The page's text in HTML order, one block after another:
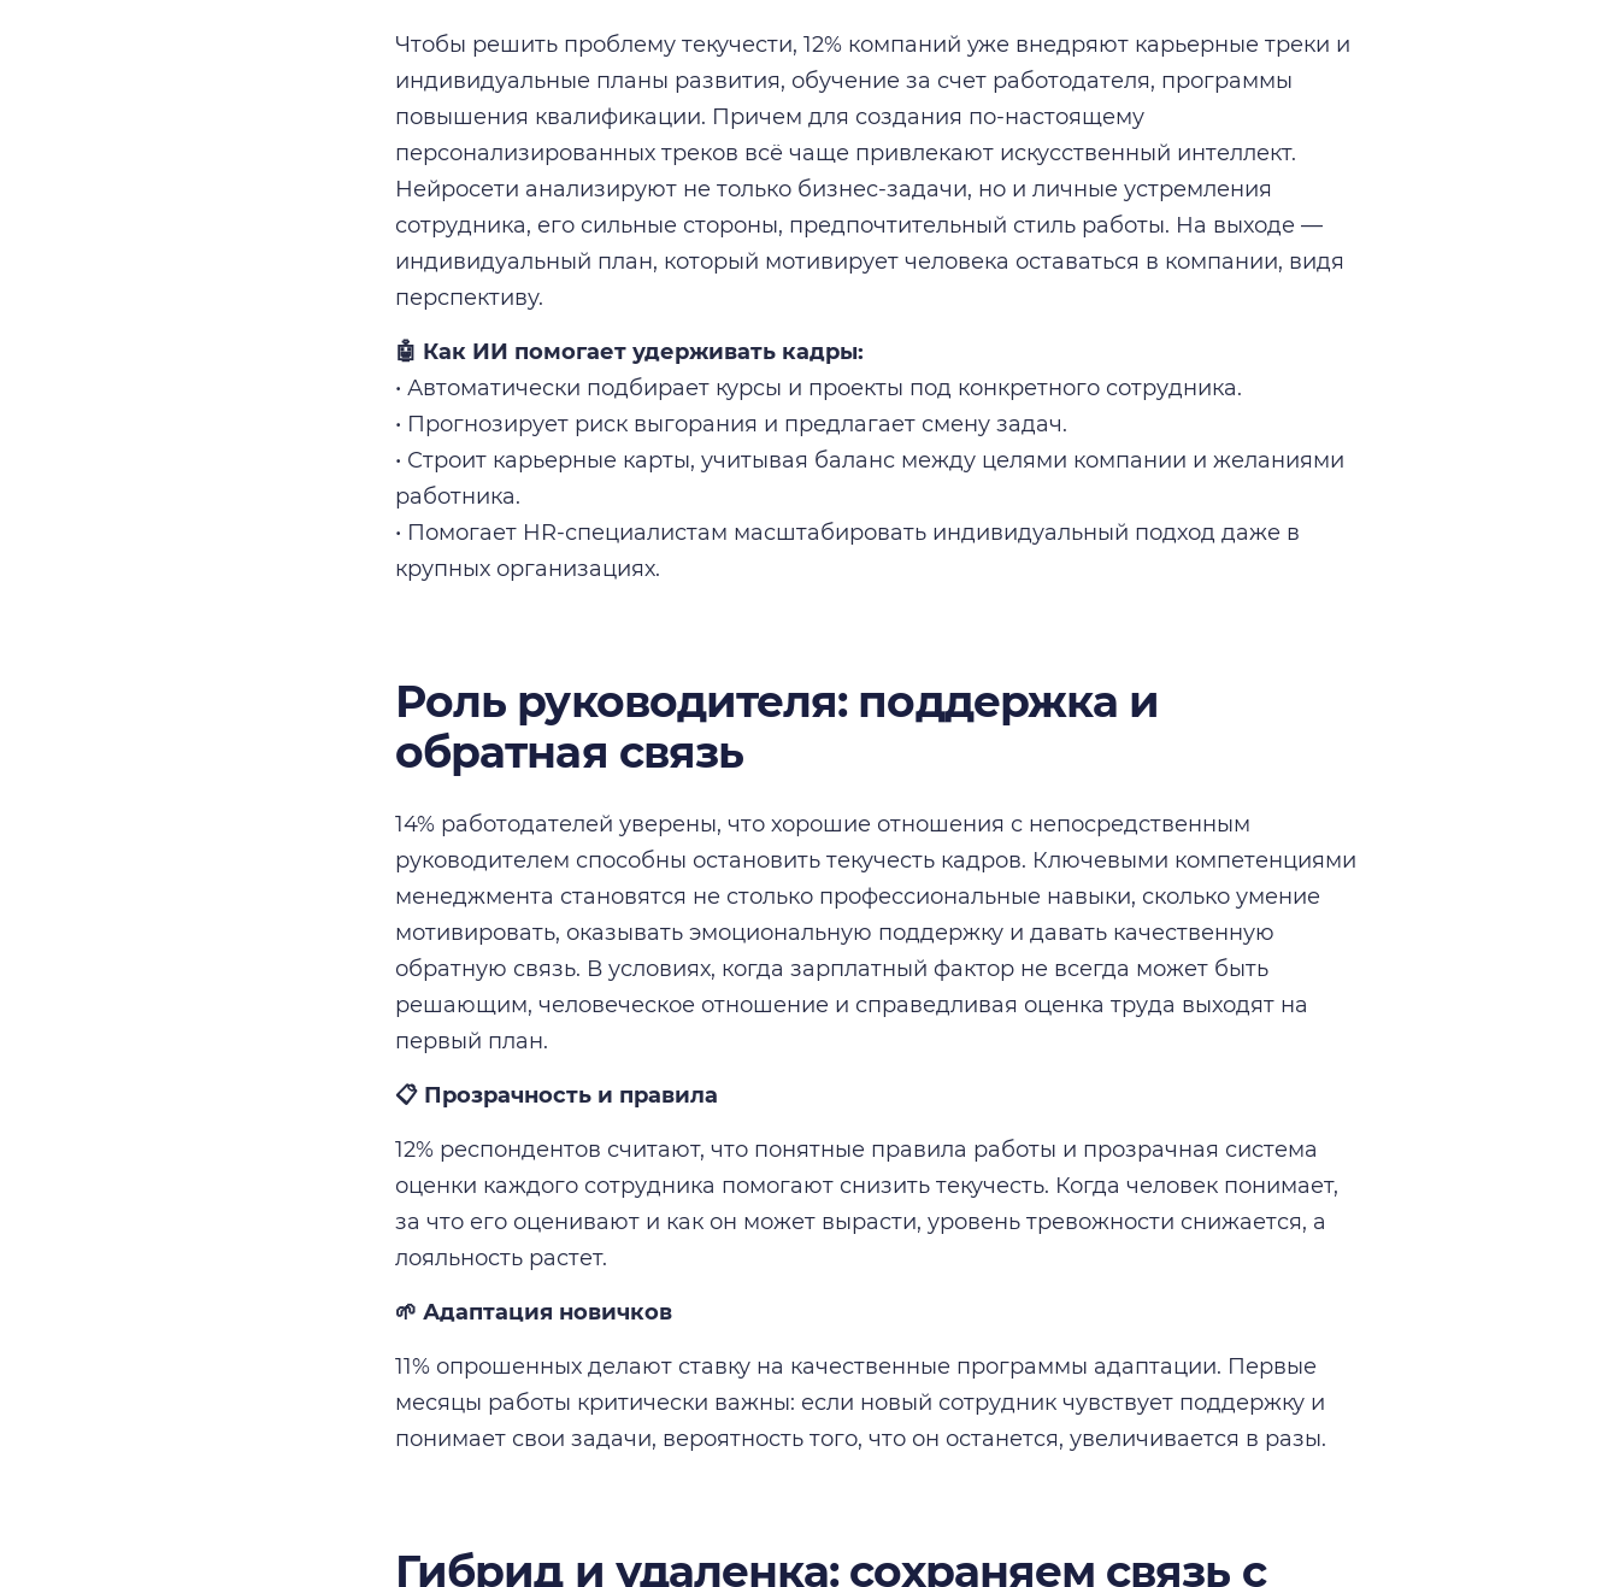
Чтобы решить проблему текучести, 12% компаний уже внедряют карьерные треки и
индивидуальные планы развития, обучение за счет работодателя, программы
повышения квалификации. Причем для создания по-настоящему
персонализированных треков всё чаще привлекают искусственный интеллект.
Нейросети анализируют не только бизнес-задачи, но и личные устремления
сотрудника, его сильные стороны, предпочтительный стиль работы. На выходе —
индивидуальный план, который мотивирует человека оставаться в компании, видя
перспективу.
🤖 Как ИИ помогает удерживать кадры:
• Автоматически подбирает курсы и проекты под конкретного сотрудника.
• Прогнозирует риск выгорания и предлагает смену задач.
• Строит карьерные карты, учитывая баланс между целями компании и желаниями
работника.
• Помогает HR-специалистам масштабировать индивидуальный подход даже в
крупных организациях.
Роль руководителя: поддержка и
обратная связь
14% работодателей уверены, что хорошие отношения с непосредственным
руководителем способны остановить текучесть кадров. Ключевыми компетенциями
менеджмента становятся не столько профессиональные навыки, сколько умение
мотивировать, оказывать эмоциональную поддержку и давать качественную
обратную связь. В условиях, когда зарплатный фактор не всегда может быть
решающим, человеческое отношение и справедливая оценка труда выходят на
первый план.
📋 Прозрачность и правила
12% респондентов считают, что понятные правила работы и прозрачная система
оценки каждого сотрудника помогают снизить текучесть. Когда человек понимает,
за что его оценивают и как он может вырасти, уровень тревожности снижается, а
лояльность растет.
🌱 Адаптация новичков
11% опрошенных делают ставку на качественные программы адаптации. Первые
месяцы работы критически важны: если новый сотрудник чувствует поддержку и
понимает свои задачи, вероятность того, что он останется, увеличивается в разы.
Гибрид и удаленка: сохраняем связь с